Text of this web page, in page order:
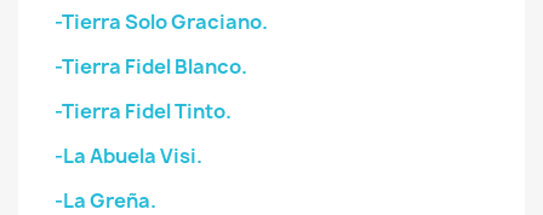
-Tierra Solo Graciano.
-Tierra Fidel Blanco.
-Tierra Fidel Tinto.
-La Abuela Visi.
-La Greña.